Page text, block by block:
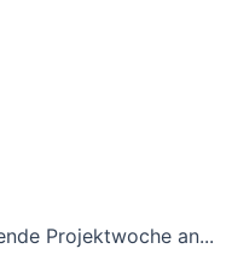
Projektwoche an...